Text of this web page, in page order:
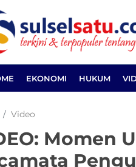
EKONOMI HUKUM
Video
Momen